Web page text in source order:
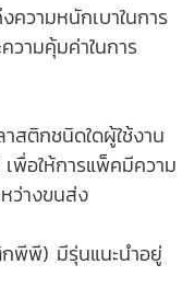
ความหนักเบาในการ
วามคุ้มค่าในการ
าสติกชนิดใดผู้ใช้งาน
พื่อให้การแพ็คมีความ
ว่างขนส่ง
พีพี) มีรุ่นแนะนำอยู่